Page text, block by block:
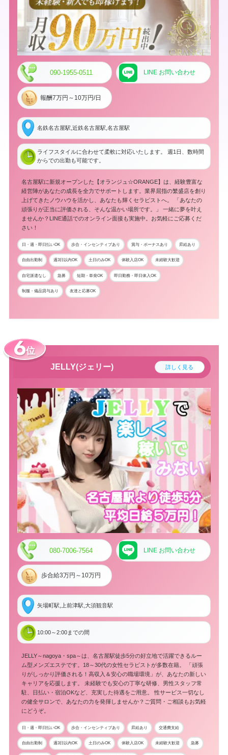
090-1955-0511 LINE お問い合わせ
報酬7万円～10万円/日
名鉄名古屋駅,近鉄名古屋駅,名古屋駅
ライフスタイルに合わせて柔軟に対応いたします。 週1日、数時間
からでの出勤も可能です。
名古屋駅に新規オープンした【オランジュ☆ORANGE】は、経験豊富な
経営陣があなたの成長を全力でサポートします。業界屈指の繁盛店を創り
上げてきたノウハウを活かし、あなたも輝くセラピストへ。 「あなたの
頑張りが正当に評価される、そんな温かい場所です。」 一緒に夢を叶え
ませんか？LINE通話でのオンライン面接も実施中。お気軽にご応募くだ
さい！
日・週・即日払いOK 歩合・インセンティブあり 賞与・ボーナスあり 昇給あり
自由出勤制 週3日以内OK 土日のみOK 体験入店OK 未経験大歓迎
自宅派遣なし 急募 短期・単発OK 即日勤務・即日体入OK
制服・備品貸与あり 友達と応募OK
位
JELLY(ジェリー) 詳しく見る
080-7006-7564 LINE お問い合わせ
歩合給3万円～10万円
矢場町駅,上前津駅,大須観音駅
10:00～2:00までの間
JELLY～nagoya・spa～は、名古屋駅徒歩5分の好立地で活躍できるルー
ム型メンズエステです。18～30代の女性セラピストが多数在籍。 「頑張
りがしっかり評価される！高収入＆安心の職場環境」が、あなたの新しい
キャリアを応援します。 未経験でも安心の丁寧な研修、男性スタッフ常
駐、日払い・宿泊OKなど、充実した待遇をご用意。 性サービス一切なし
の健全サロンで、あなたの力を発揮しませんか？ご質問・ご相談もお気軽
にどうぞ。
日・週・即日払いOK 歩合・インセンティブあり 昇給あり 交通費支給
自由出勤制 週3日以内OK 土日のみOK 体験入店OK 未経験大歓迎 急募